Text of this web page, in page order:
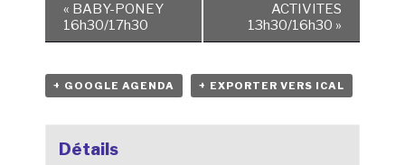
« BABY-PONEY
16h30/17h30
ACTIVITES
13h30/16h30 »
+ GOOGLE AGENDA + EXPORTER VERS ICAL
Détails